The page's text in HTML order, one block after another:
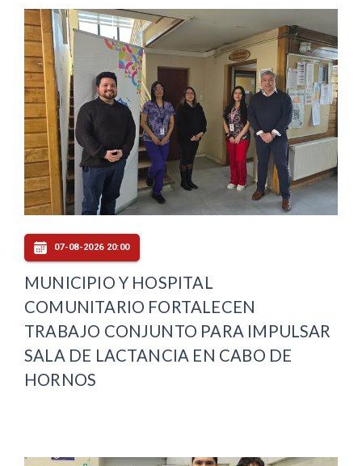
07-08-2026 20:00
MUNICIPIO Y HOSPITAL
COMUNITARIO FORTALECEN
TRABAJO CONJUNTO PARA IMPULSAR
SALA DE LACTANCIA EN CABO DE
HORNOS